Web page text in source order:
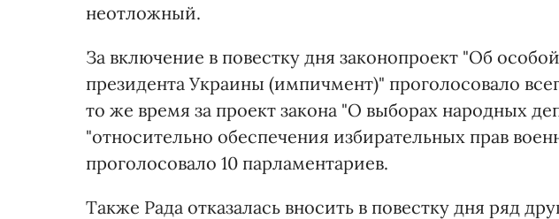
неотложный.
За включение в повестку дня законопроект "Об
президента Украины (импичмент)" проголосовало
то же время за проект закона "О выборах народных
"относительно обеспечения избирательных прав
проголосовало 10 парламентариев.
Также Рада отказалась вносить в повестку дня ряд